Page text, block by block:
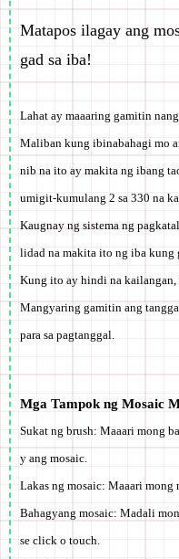
Matapos ilagay ang
gad sa iba!
Lahat ay maaaring gamitin nang
Maliban kung ibinabahagi mo
nib na ito ay makita ng ibang
umigit-kumulang 2 sa 330 na
Kaugnay ng sistema ng
lidad na makita ito ng iba kung
Kung ito ay hindi na kailangan,
Mangyaring gamitin ang
para sa pagtanggal.
Mga Tampok ng Mosaic
Sukat ng brush: Maaari mong
y ang mosaic.
Lakas ng mosaic: Maaari
Bahagyang mosaic: Madali
se click o touch.